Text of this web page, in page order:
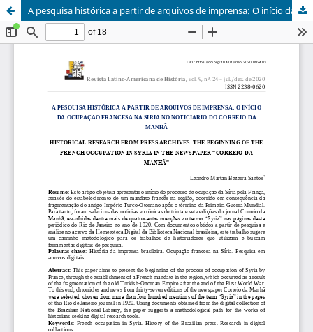
A pesquisa histórica a partir de arquivos de imprensa: O início da ocupação francesa na Síria no noticiário do Correio da Manhã